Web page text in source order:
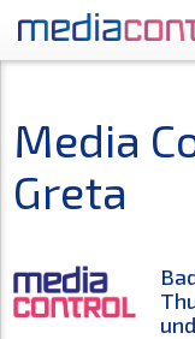
Media
Greta